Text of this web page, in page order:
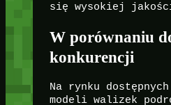
się wysokiej jakości
W porównaniu
konkurencji
Na rynku
modeli walizek